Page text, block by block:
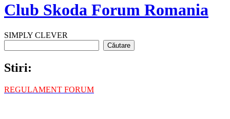
Club Skoda Forum Romania
SIMPLY CLEVER
Stiri:
REGULAMENT FORUM